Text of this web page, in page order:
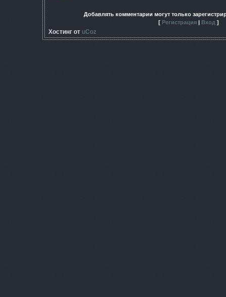
Добавлять комментарии могут только
[ Регистрация Вход ]
Хостинг от uCoz